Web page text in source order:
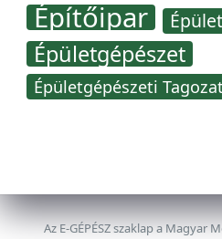
Építőipar
Épületgépészet
Épületgépészeti Tagozat
Az E-GÉPÉSZ szaklap a Magyar